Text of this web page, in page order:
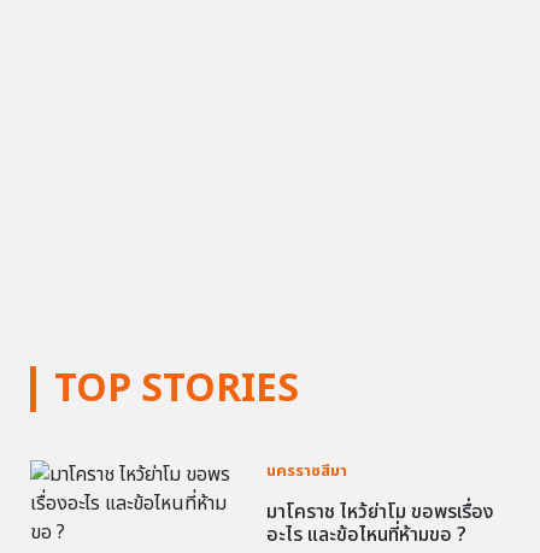
TOP STORIES
นครราชสีมา
มาโคราช ไหว้ย่าโม ขอพรเรื่อง
อะไร และข้อไหนที่ห้ามขอ ?